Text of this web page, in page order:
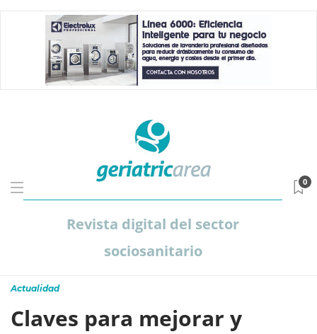
Revista digital del sector
sociosanitario
0
Actualidad
Claves para mejorar y